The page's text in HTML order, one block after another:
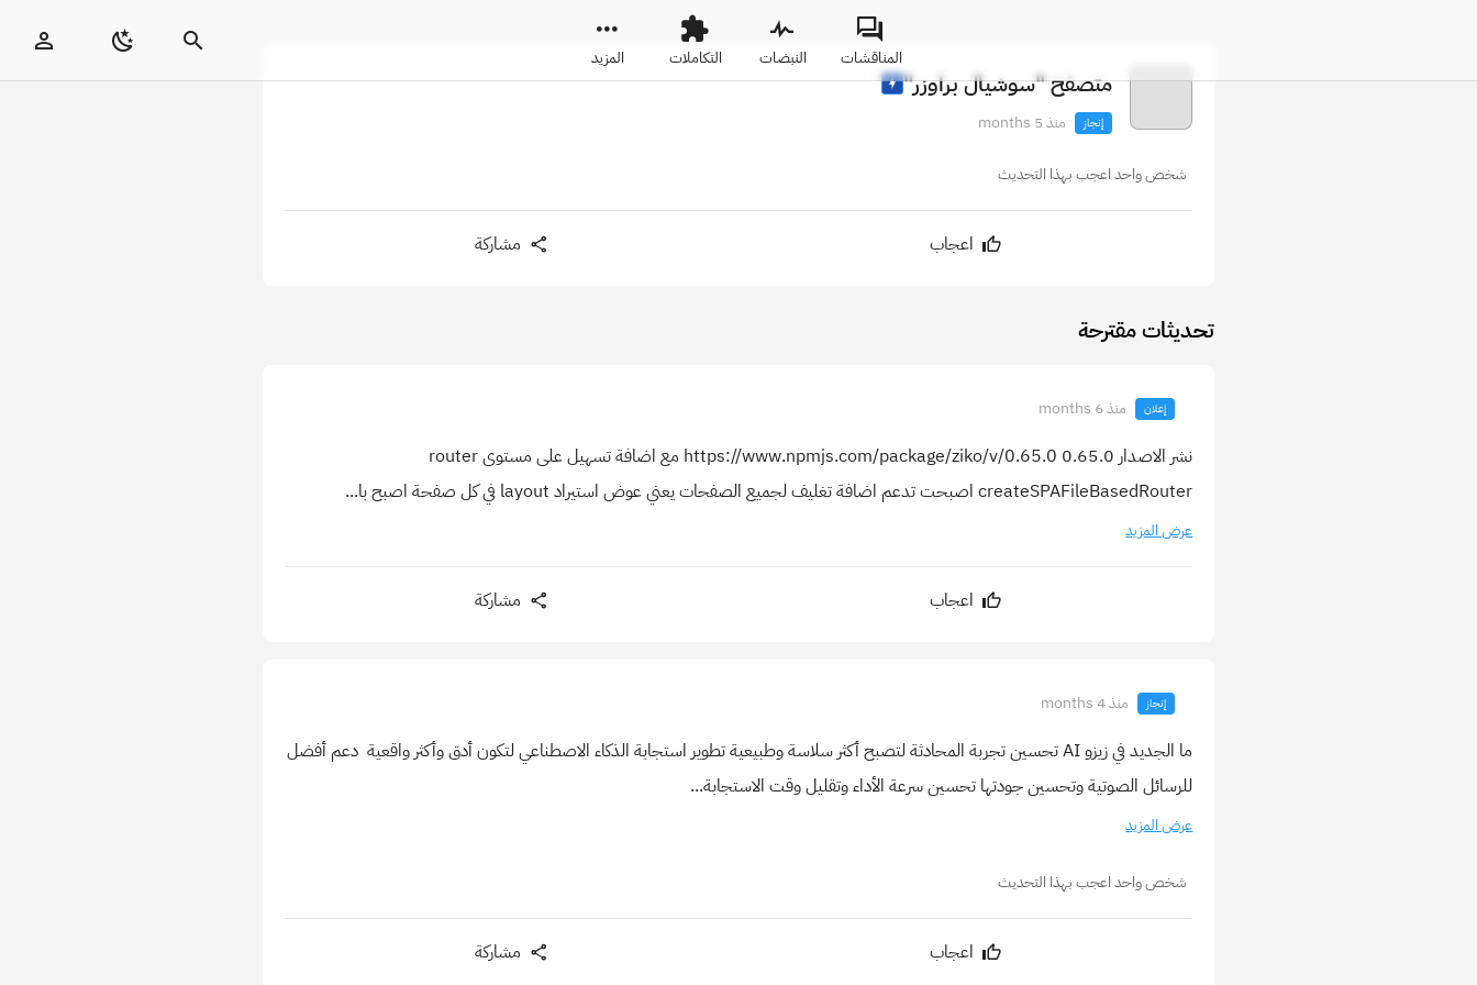
المناقشات النبضات التكاملات المزيد
متصفح "سوشيال براوزر"
إنجاز منذ 5 months
شخص واحد اعجب بهذا التحديث
اعجاب مشاركة
تحديثات مقترحة
إعلان منذ 6 months
نشر الاصدار 0.65.0 https://www.npmjs.com/package/ziko/v/0.65.0 مع اضافة تسهيل على مستوى router
createSPAFileBasedRouter اصبحت تدعم اضافة تغليف لجميع الصفحات يعني عوض استيراد layout في كل صفحة اصبح با...
عرض المزيد
اعجاب مشاركة
إنجاز منذ 4 months
ما الجديد في زيزو AI تحسين تجربة المحادثة لتصبح أكثر سلاسة وطبيعية تطوير استجابة الذكاء الاصطناعي لتكون أدق وأكثر واقعية ️ دعم أفضل
للرسائل الصوتية وتحسين جودتها تحسين سرعة الأداء وتقليل وقت الاستجابة...
عرض المزيد
شخص واحد اعجب بهذا التحديث
اعجاب مشاركة